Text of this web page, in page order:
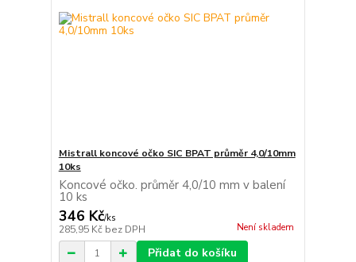
Mistrall koncové očko SIC BPAT průměr 4,0/10mm
10ks
Koncové očko. průměr 4,0/10 mm v balení
10 ks
346 Kč/ks
285,95 Kč bez DPH Není skladem
Přidat do košíku